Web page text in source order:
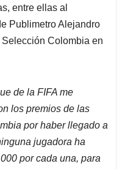
entre ellas al
Publimetro Alejandro
Colombia en
de la FIFA me
los premios de las
por haber llegado a
jugadora ha
por cada una, para